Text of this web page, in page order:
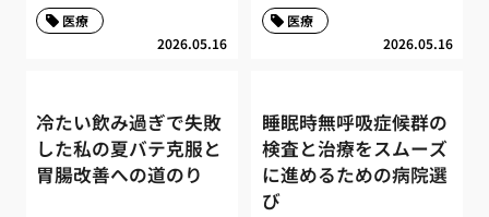
2026.05.16
医療
2026.05.16
医療
冷たい飲み過ぎで失敗
した私の夏バテ克服と
胃腸改善への道のり
睡眠時無呼吸症候群の
検査と治療をスムーズ
に進めるための病院選
び